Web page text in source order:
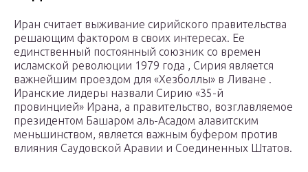
Иран считает выживание сирийского правительства
решающим фактором в своих интересах. Ее
единственный постоянный союзник со времен
исламской революции 1979 года , Сирия является
важнейшим проездом для «Хезболлы» в Ливане .
Иранские лидеры назвали Сирию «35-й
провинцией» Ирана, а правительство, возглавляемое
президентом Башаром аль-Асадом алавитским
меньшинством, является важным буфером против
влияния Саудовской Аравии и Соединенных Штатов.